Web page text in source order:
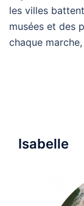
les villes
musées et des
chaque
Isabelle